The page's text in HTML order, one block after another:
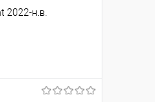
2022-н.в.